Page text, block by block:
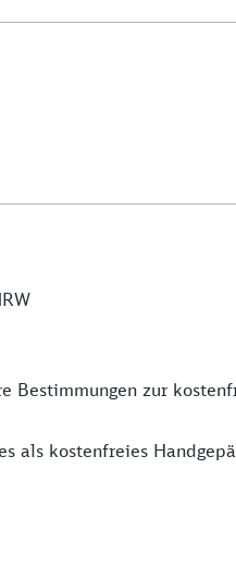
zur
als kostenfreies